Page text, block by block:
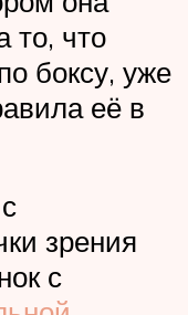
то, что
боксу, уже
её в
зрения
с